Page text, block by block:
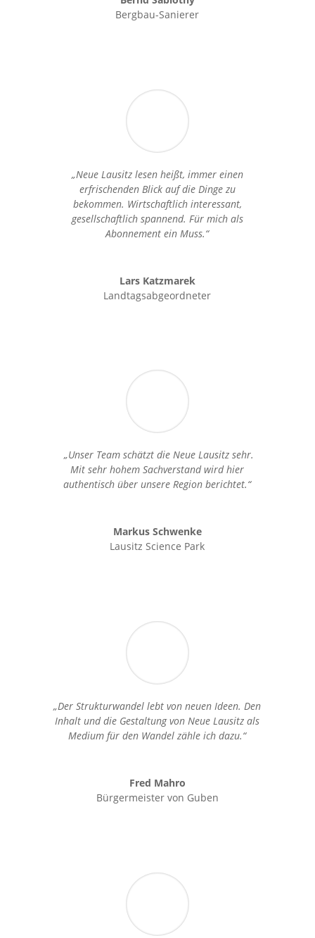
Bergbau-Sanierer
„Neue Lausitz lesen heißt, immer einen
erfrischenden Blick auf die Dinge zu
bekommen. Wirtschaftlich interessant,
gesellschaftlich spannend. Für mich als
Abonnement ein Muss.“
Lars Katzmarek
Landtagsabgeordneter
„Unser Team schätzt die Neue Lausitz sehr.
Mit sehr hohem Sachverstand wird hier
authentisch über unsere Region berichtet.“
Markus Schwenke
Lausitz Science Park
„Der Strukturwandel lebt von neuen Ideen. Den
Inhalt und die Gestaltung von Neue Lausitz als
Medium für den Wandel zähle ich dazu.“
Fred Mahro
Bürgermeister von Guben